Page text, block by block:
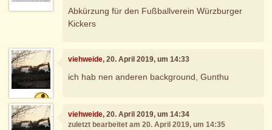
Abkürzung für den Fußballverein Würzburger
Kickers
viehweide, 20. April 2019, um 14:33
ich hab nen anderen background, Gunthu
viehweide, 20. April 2019, um 14:34
zuletzt bearbeitet am 20. April 2019, um 14:35